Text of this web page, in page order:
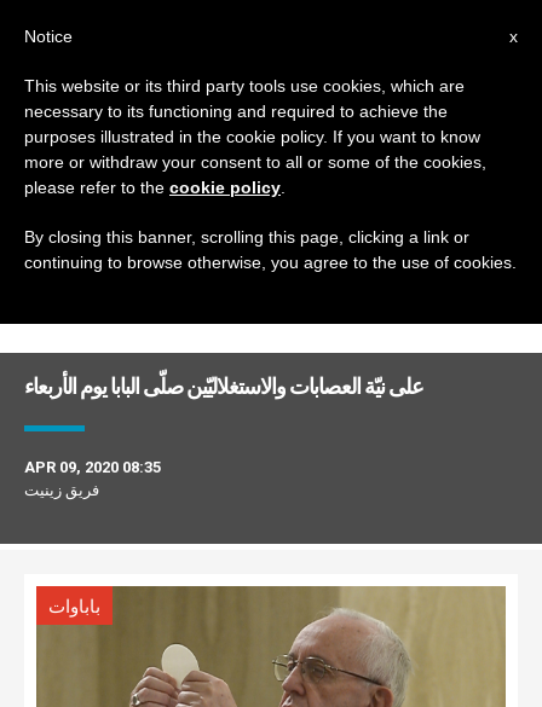
TAG
Posts Tagged ‘يهوذا’
DERNIÈRES NOUVELLES
على نيّة العصابات والاستغلاليّين صلّى البابا يوم الأربعاء
APR 09, 2020 08:35
فريق زينيت
باباوات
x
Notice
This website or its third party tools use cookies, which are
necessary to its functioning and required to achieve the
purposes illustrated in the cookie policy. If you want to know
more or withdraw your consent to all or some of the cookies,
please refer to the cookie policy
By closing this banner, scrolling this page, clicking a link or
continuing to browse otherwise, you agree to the use of cookies.